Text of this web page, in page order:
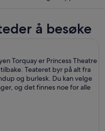
å besøke
Torquay er Princess Theatre
Teateret byr på alt fra
og burlesk. Du kan velge
og det finnes noe for alle